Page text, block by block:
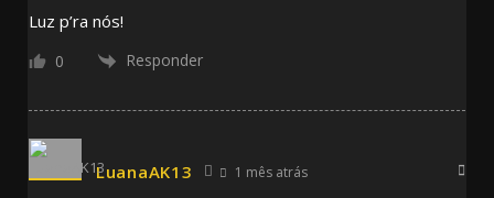
Luz p’ra nós!
0 Responder
LuanaAK13 1 mês atrás